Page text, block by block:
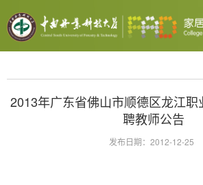
2013年广东省佛山市顺德区龙江
聘教师公告
发布日期：2012-12-25